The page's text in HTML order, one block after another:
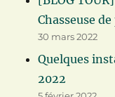
Chasseuse
30 mars 2022
Quelques
2022